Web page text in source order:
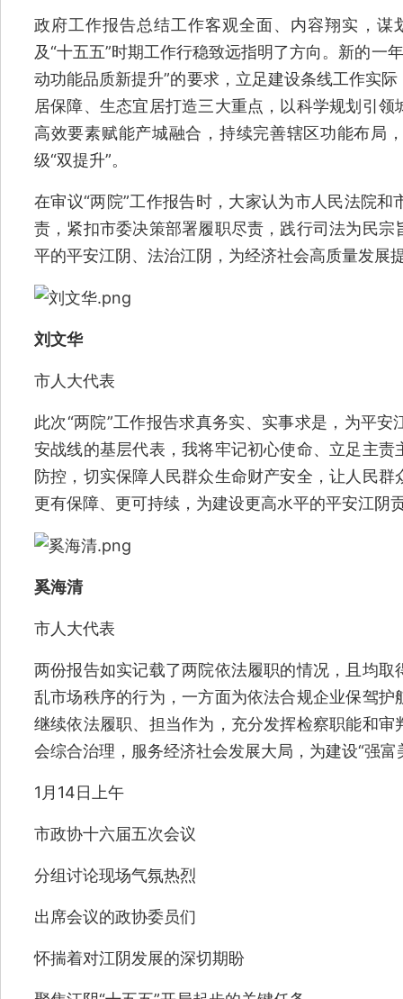
政府工作报告总结工作客观全面、内容翔实，
及“十五五”时期工作行稳致远指明了方向。新的一
动功能品质新提升”的要求，立足建设条线工作实
居保障、生态宜居打造三大重点，以科学规划引
高效要素赋能产城融合，持续完善辖区功能布局
级“双提升”。
在审议“两院”工作报告时，大家认为市人民法院
责，紧扣市委决策部署履职尽责，践行司法为民
平的平安江阴、法治江阴，为经济社会高质量发展
刘文华
市人大代表
此次“两院”工作报告求真务实、实事求是，为平
安战线的基层代表，我将牢记初心使命、立足主
防控，切实保障人民群众生命财产安全，让人民
更有保障、更可持续，为建设更高水平的平安江阴
奚海清
市人大代表
两份报告如实记载了两院依法履职的情况，且均
乱市场秩序的行为，一方面为依法合规企业保驾
继续依法履职、担当作为，充分发挥检察职能和
会综合治理，服务经济社会发展大局，为建设“强
1月14日上午
市政协十六届五次会议
分组讨论现场气氛热烈
出席会议的政协委员们
怀揣着对江阴发展的深切期盼